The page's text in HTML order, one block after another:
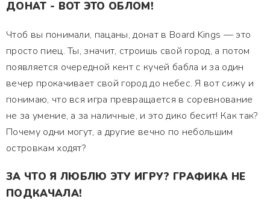
ДОНАТ - ВОТ ЭТО ОБЛОМ!
Чтоб вы понимали, пацаны, донат в Board Kings — это
просто пиец. Ты, значит, строишь свой город, а потом
появляется очередной кент с кучей бабла и за один
вечер прокачивает свой город до небес. Я вот сижу и
понимаю, что вся игра превращается в соревнование
не за умение, а за наличные, и это дико бесит! Как так?
Почему одни могут, а другие вечно по небольшим
островкам ходят?
ЗА ЧТО Я ЛЮБЛЮ ЭТУ ИГРУ? ГРАФИКА НЕ
ПОДКАЧАЛА!